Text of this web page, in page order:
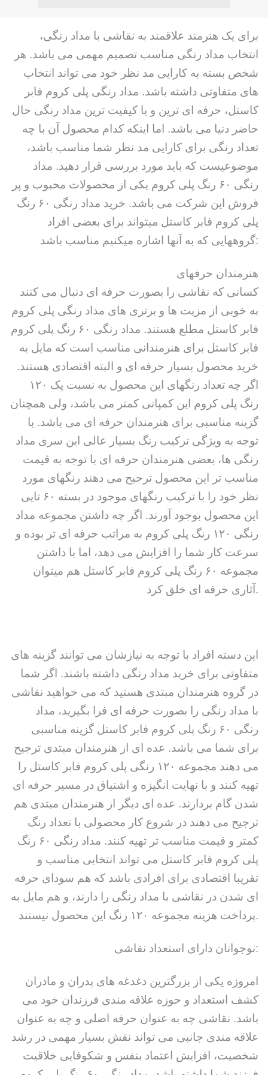
برای یک هنرمند علاقمند به نقاشی با مداد رنگی،
انتخاب مداد رنگی مناسب تصمیم مهمی می باشد. هر
شخص بسته به کارایی مد نظر خود می تواند انتخاب
های متفاوتی داشته باشد. مداد رنگی پلی کروم فابر
کاستل، حرفه ای ترین و با کیفیت ترین مداد رنگی حال
حاضر دنیا می باشد. اما اینکه کدام محصول آن با چه
تعداد رنگی برای کارایی مد نظر شما مناسب باشد،
موضوعیست که باید مورد بررسی قرار دهید. مداد
رنگی ۶۰ رنگ پلی کروم یکی از محصولات محبوب و پر
فروش این شرکت می باشد. خرید مداد رنگی ۶۰ رنگ
پلی کروم فابر کاستل میتواند برای بعضی افراد
گروههایی که به آنها اشاره میکنیم مناسب باشد:
هنرمندان حرفهای
کسانی که نقاشی را بصورت حرفه ای دنبال می کنند
به خوبی از مزیت ها و برتری های مداد رنگی پلی کروم
فابر کاستل مطلع هستند. مداد رنگی ۶۰ رنگ پلی کروم
فابر کاستل برای هنرمندانی مناسب است که مایل به
خرید محصول بسیار حرفه ای و البته اقتصادی هستند.
اگر چه تعداد رنگهای این محصول به نسبت پک ۱۲۰
رنگ پلی کروم این کمپانی کمتر می باشد، ولی همچنان
گزینه مناسبی برای هنرمندان حرفه ای می باشد. با
توجه به ویژگی ترکیب رنگ بسیار عالی این سری مداد
رنگی ها، بعضی هنرمندان حرفه ای با توجه به قیمت
مناسب تر این محصول ترجیح می دهند رنگهای مورد
نظر خود را با ترکیب رنگهای موجود در بسته ۶۰ تایی
این محصول بوجود آورند. اگر چه داشتن مجموعه مداد
رنگی ۱۲۰ رنگ پلی کروم به مراتب حرفه ای تر بوده و
سرعت کار شما را افزایش می دهد، اما با داشتن
مجموعه ۶۰ رنگ پلی کروم فابر کاستل هم میتوان
آثاری حرفه ای خلق کرد.
این دسته افراد با توجه به نیازشان می توانند گزینه های
متفاوتی برای خرید مداد رنگی داشته باشند. اگر شما
در گروه هنرمندان مبتدی هستید که می خواهید نقاشی
با مداد رنگی را بصورت حرفه ای فرا بگیرید، مداد
رنگی ۶۰ رنگ پلی کروم فابر کاستل گزینه مناسبی
برای شما می باشد. عده ای از هنرمندان مبتدی ترجیح
می دهند مجموعه ۱۲۰ رنگی پلی کروم فابر کاستل را
تهیه کنند و با نهایت انگیزه و اشتیاق در مسیر حرفه ای
شدن گام بردارند. عده ای دیگر از هنرمندان مبتدی هم
ترجیح می دهند در شروع کار محصولی با تعداد رنگ
کمتر و قیمت مناسب تر تهیه کنند. مداد رنگی ۶۰ رنگ
پلی کروم فابر کاستل می تواند انتخابی مناسب و
تقریبا اقتصادی برای افرادی باشد که هم سودای حرفه
ای شدن در نقاشی با مداد رنگی را دارند، و هم مایل به
پرداخت هزینه مجموعه ۱۲۰ رنگ این محصول نیستند.
نوجوانان دارای استعداد نقاشی:
امروزه یکی از بزرگترین دغدغه های پدران و مادران
کشف استعداد و حوزه علاقه مندی فرزندان خود می
باشد. نقاشی چه به عنوان حرفه اصلی و چه به عنوان
علاقه مندی جانبی می تواند نقش بسیار مهمی در رشد
شخصیت، افزایش اعتماد بنفس و شکوفایی خلاقیت